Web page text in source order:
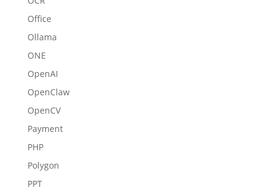
Office
Ollama
ONE
OpenAI
OpenClaw
OpenCV
Payment
PHP
Polygon
PPT